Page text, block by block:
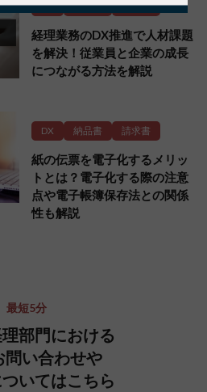
DX 納品書 請求書
経理業務のDX推進で人材課題
を解決！従業員と企業の成長
につながる方法を解説
DX 納品書 請求書
紙の伝票を電子化するメリッ
トとは？電子化する際の注意
点や電子帳簿保存法との関係
性も解説
最短5分
部門における
問い合わせや
いてはこちら